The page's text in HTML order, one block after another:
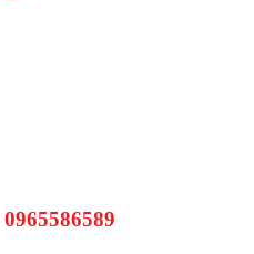
0965586589